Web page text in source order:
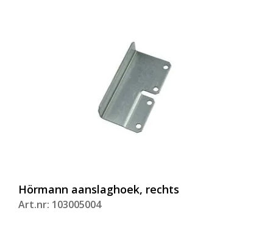
Hörmann aanslaghoek, rechts
Art.nr: 103005004